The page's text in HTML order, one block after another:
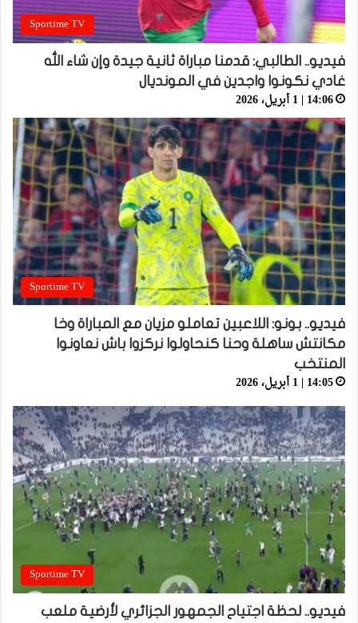
Sportime TV
فيديو.. الطالبي: قدمنا مباراة ثانية جيدة وإن شاء الله
غادي نكونوا واجدين في المونديال
14:06 | 1 أبريل، 2026
Sportime TV
فيديو.. بونو: اللاعبين تعاملو مزيان مع المباراة وخا
مكانتش ساهلة وحنا كنحاولوا نركزوا باش نعاونوا
المنتخب
14:05 | 1 أبريل، 2026
Sportime TV
فيديو.. لحظة اجتياح الجمهور الجزائري لأرضية ملعب